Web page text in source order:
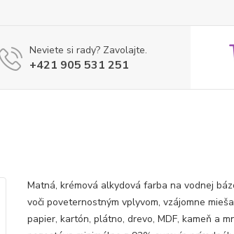
Neviete si rady? Zavolajte.
+421 905 531 251
Matná, krémová alkydová farba na vodnej
voči poveternostným vplyvom, vzájomne
papier, kartón, plátno, drevo, MDF, kameň a